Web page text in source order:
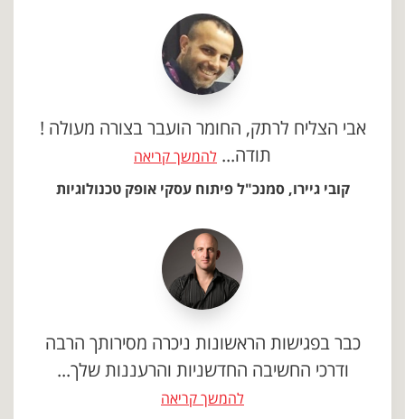
אבי הצליח לרתק, החומר הועבר בצורה מעולה !
תודה... להמשך קריאה
קובי גיירו, סמנכ"ל פיתוח עסקי אופק טכנולוגיות
כבר בפגישות הראשונות ניכרה מסירותך הרבה
ודרכי החשיבה החדשניות והרעננות שלך...
להמשך קריאה